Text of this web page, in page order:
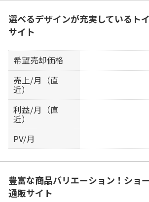
選べるデザインが充実しているト
サイト
希望売却価格
売上/月（直
近）
利益/月（直
近）
PV/月
豊富な商品バリエーション！ショ
通販サイト